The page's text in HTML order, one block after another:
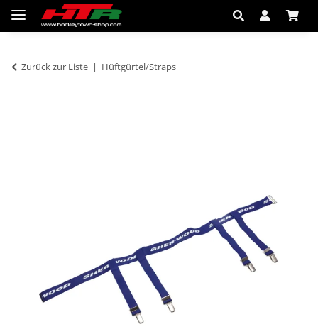
Zurück zur Liste Hüftgürtel/Straps